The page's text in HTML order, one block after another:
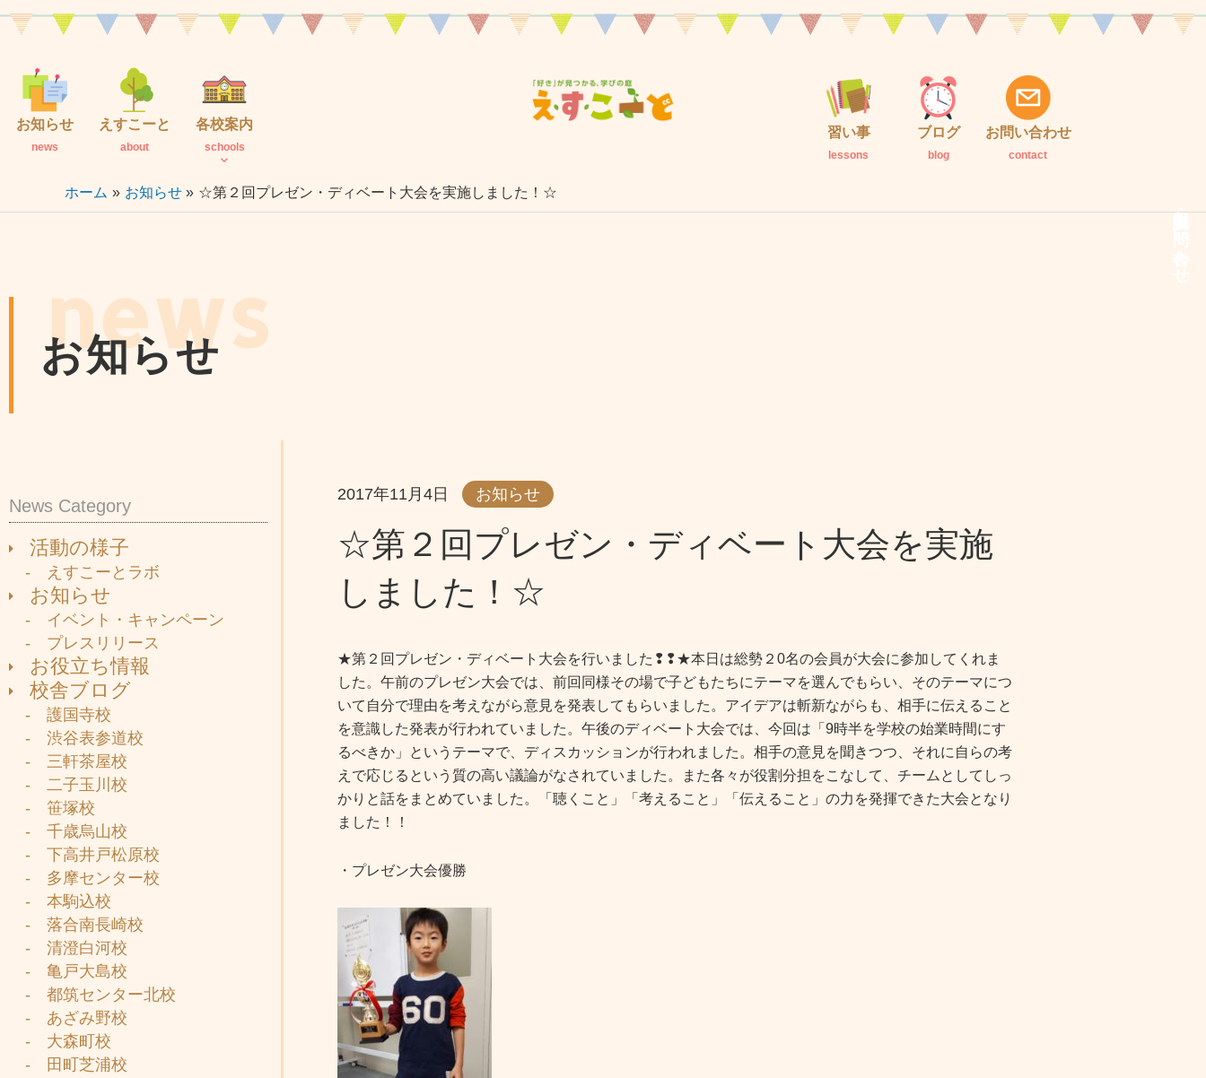
内
お知らせ
news
えすこーと
about
各校案内
schools
習い事
lessons
ブログ
blog
お問い合わせ
contact
説明会・お問い合わせ
ホーム お知らせ ☆第２回プレゼン・ディベート大会を実施しました！☆
news
お知らせ
News Category
活動の様子
- えすこーとラボ
お知らせ
- イベント・キャンペーン
- プレスリリース
お役立ち情報
校舎ブログ
- 護国寺校
- 渋谷表参道校
- 三軒茶屋校
- 二子玉川校
- 笹塚校
- 千歳烏山校
- 下高井戸松原校
- 多摩センター校
- 本駒込校
- 落合南長崎校
- 清澄白河校
- 亀戸大島校
- 都筑センター北校
- あざみ野校
- 大森町校
- 田町芝浦校
2017年11月4日 お知らせ
☆第２回プレゼン・ディベート大会を実施
しました！☆
★第２回プレゼン・ディベート大会を行いました❢❢★本日は総勢２0名の会員が大会に参加してくれま
した。午前のプレゼン大会では、前回同様その場で子どもたちにテーマを選んでもらい、そのテーマにつ
いて自分で理由を考えながら意見を発表してもらいました。アイデアは斬新ながらも、相手に伝えること
を意識した発表が行われていました。午後のディベート大会では、今回は「9時半を学校の始業時間にす
るべきか」というテーマで、ディスカッションが行われました。相手の意見を聞きつつ、それに自らの考
えで応じるという質の高い議論がなされていました。また各々が役割分担をこなして、 チームとしてしっ
かりと話をまとめていました。「聴くこと」「考えること」「伝えること」の力を発揮できた大会となり
ました！！
・プレゼン大会優勝